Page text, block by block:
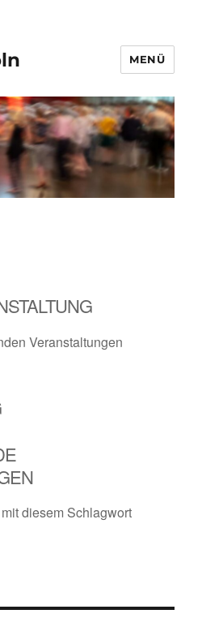
MENÜ
Veranstaltungen
diesem Schlagwort